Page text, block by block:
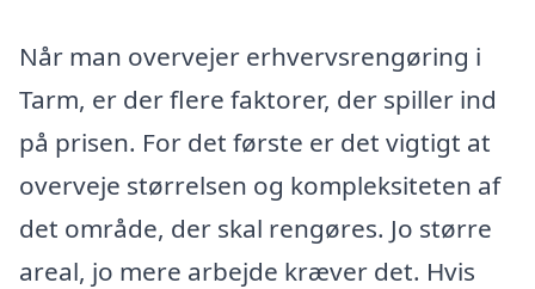
Når man overvejer erhvervsrengøring i
Tarm, er der flere faktorer, der spiller ind
på prisen. For det første er det vigtigt at
overveje størrelsen og kompleksiteten af
det område, der skal rengøres. Jo større
areal, jo mere arbejde kræver det. Hvis